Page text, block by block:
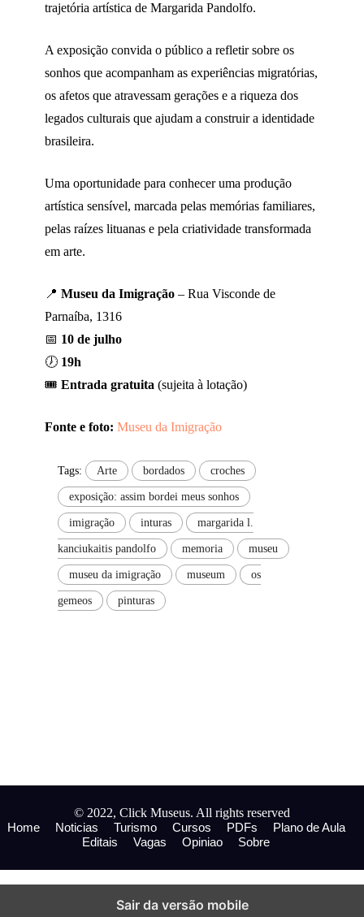
trajetória artística de Margarida Pandolfo.
A exposição convida o público a refletir sobre os
sonhos que acompanham as experiências migratórias,
os afetos que atravessam gerações e a riqueza dos
legados culturais que ajudam a construir a identidade
brasileira.
Uma oportunidade para conhecer uma produção
artística sensível, marcada pelas memórias familiares,
pelas raízes lituanas e pela criatividade transformada
em arte.
📍 Museu da Imigração – Rua Visconde de
Parnaíba, 1316
📅 10 de julho
🕖 19h
🎟️ Entrada gratuita (sujeita à lotação)
Fonte e foto: Museu da Imigração
Tags: Arte bordados croches
exposição: assim bordei meus sonhos
imigração inturas margarida l.
kanciukaitis pandolfo memoria museu
museu da imigração museum os
gemeos pinturas
© 2022, Click Museus. All rights reserved
Home
Noticias Turismo Cursos PDFs
Plano de Aula
Editais
Vagas Opiniao Sobre
Sair da versão mobile